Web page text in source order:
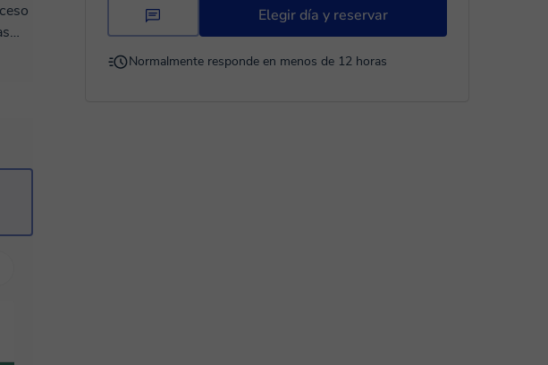
Elegir día y reservar
Normalmente responde en menos de 12 horas